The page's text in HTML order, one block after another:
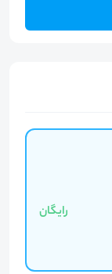
رایگان